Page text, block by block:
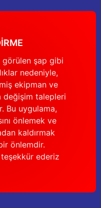
görülen şap gibi
nedeniyle,
ekipman ve
değişim talepleri
Bu uygulama,
önlemek ve
kaldırmak
önlemdir.
teşekkür ederiz